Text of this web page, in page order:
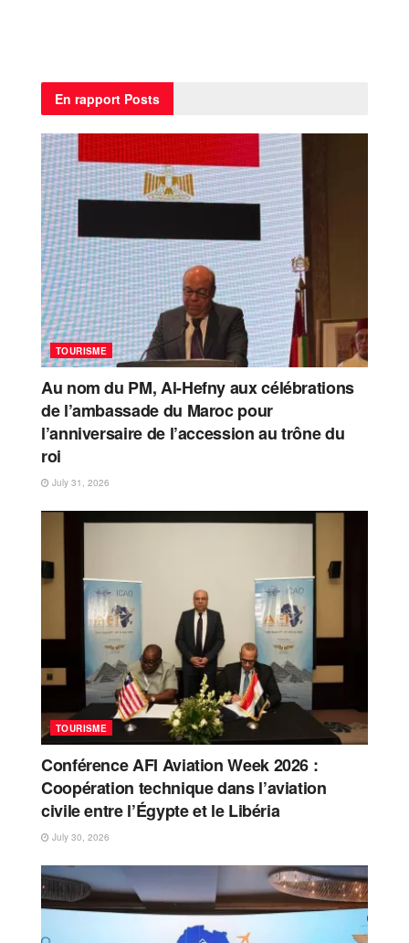
En rapport Posts
TOURISME
Au nom du PM, Al-Hefny aux célébrations
de l’ambassade du Maroc pour
l’anniversaire de l’accession au trône du
roi
July 31, 2026
TOURISME
Conférence AFI Aviation Week 2026 :
Coopération technique dans l’aviation
civile entre l’Égypte et le Libéria
July 30, 2026